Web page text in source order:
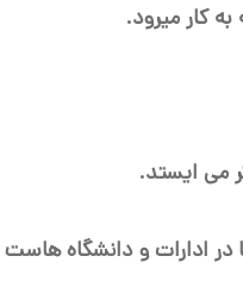
کار میرود.
می ایستد.
ادارات و دانشگاه